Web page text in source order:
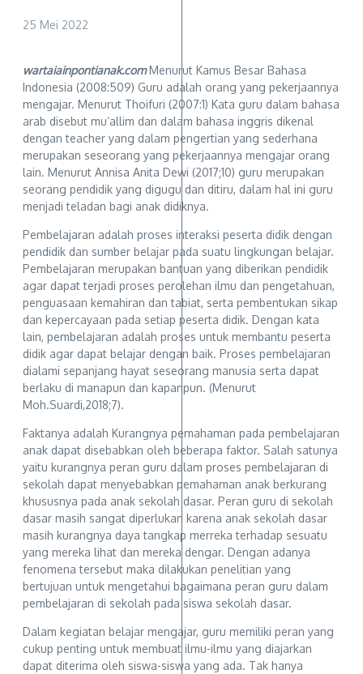
25 Mei 2022
wartaiainpontianak.comMenurut Kamus Besar Bahasa
Indonesia (2008:509) Guru adalah orang yang pekerjaannya
mengajar. Menurut Thoifuri (2007:1) Kata guru dalam bahasa
arab disebut mu’allim dan dalam bahasa inggris dikenal
dengan teacher yang dalam pengertian yang sederhana
merupakan seseorang yang pekerjaannya mengajar orang
lain. Menurut Annisa Anita Dewi (2017;10) guru merupakan
seorang pendidik yang digugu dan ditiru, dalam hal ini guru
menjadi teladan bagi anak didiknya.
Pembelajaran adalah proses interaksi peserta didik dengan
pendidik dan sumber belajar pada suatu lingkungan belajar.
Pembelajaran merupakan bantuan yang diberikan pendidik
agar dapat terjadi proses perolehan ilmu dan pengetahuan,
penguasaan kemahiran dan tabiat, serta pembentukan sikap
dan kepercayaan pada setiap peserta didik. Dengan kata
lain, pembelajaran adalah proses untuk membantu peserta
didik agar dapat belajar dengan baik. Proses pembelajaran
dialami sepanjang hayat seseorang manusia serta dapat
berlaku di manapun dan kapanpun. (Menurut
Moh.Suardi,2018;7).
Faktanya adalah Kurangnya pemahaman pada pembelajaran
anak dapat disebabkan oleh beberapa faktor. Salah satunya
yaitu kurangnya peran guru dalam proses pembelajaran di
sekolah dapat menyebabkan pemahaman anak berkurang
khususnya pada anak sekolah dasar. Peran guru di sekolah
dasar masih sangat diperlukan karena anak sekolah dasar
masih kurangnya daya tangkap merreka terhadap sesuatu
yang mereka lihat dan mereka dengar. Dengan adanya
fenomena tersebut maka dilakukan penelitian yang
bertujuan untuk mengetahui bagaimana peran guru dalam
pembelajaran di sekolah pada siswa sekolah dasar.
Dalam kegiatan belajar mengajar, guru memiliki peran yang
cukup penting untuk membuat ilmu-ilmu yang diajarkan
dapat diterima oleh siswa-siswa yang ada. Tak hanya